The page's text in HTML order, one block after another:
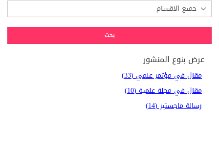
عرض بنوع المنشور
مقال في مؤتمر علمي (33)
مقال في مجلة علمية (10)
رسالة ماجستير (14)